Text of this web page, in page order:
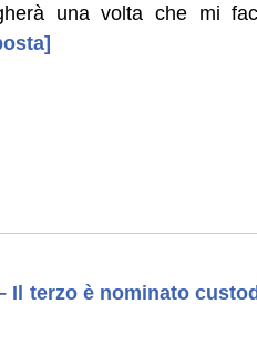
una volta che mi
Il terzo è nominato